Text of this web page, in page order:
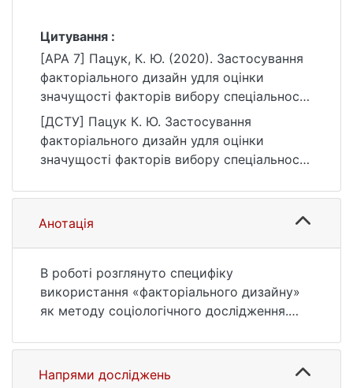
Цитування :
[APA 7] Пацук, К. Ю. (2020). Застосування
факторіального дизайн удля оцінки
значущості факторів вибору спеціальності
для навчання у ЗВО [Бакалаврська робота,
Київський національний університет імені
Тараса Шевченка]. eKNUTSHIR.
https://ir.library.knu.ua/handle/123456789/121
6
[ДСТУ] Пацук К. Ю. Застосування
факторіального дизайн удля оцінки
значущості факторів вибору спеціальності
бакалавра : 05 Соціальні та поведінкові
науки. Київ, 2020. 61 с. URL:
https://ir.library.knu.ua/handle/123456789/121
Анотація
В роботі розглянуто специфіку
використання «факторіального дизайну»
як методу соціологічного дослідження.
методу, основні сфери його застосування,
а також описано основну ідею методу,
Напрями досліджень